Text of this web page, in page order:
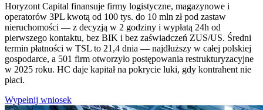
Horyzont Capital finansuje firmy logistyczne, magazynowe i
operatorów 3PL kwotą od 100 tys. do 10 mln zł pod zastaw
nieruchomości — z decyzją w 2 godziny i wypłatą 24h od
pierwszego kontaktu, bez BIK i bez zaświadczeń ZUS/US. Średni
termin płatności w TSL to 21,4 dnia — najdłuższy w całej polskiej
gospodarce, a 501 firm otworzyło postępowania restrukturyzacyjne
w 2025 roku. HC daje kapitał na pokrycie luki, gdy kontrahent nie
płaci.
Wypełnij wniosek